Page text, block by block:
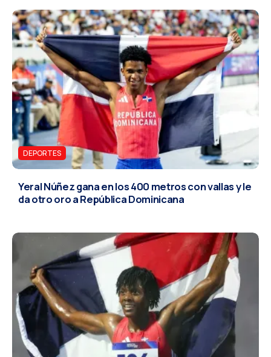
DEPORTES
Yeral Núñez gana en los 400 metros con vallas y le
da otro oro a República Dominicana